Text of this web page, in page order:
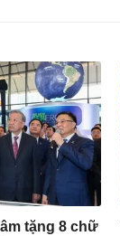
tặng 8 chữ